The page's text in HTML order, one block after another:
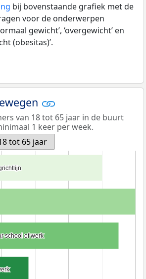
bij bovenstaande grafiek met de
voor de onderwerpen
gewicht’, ‘overgewicht’ en
(obesitas)’.
van 18 tot 65 jaar in de buurt
1 keer per week.
tot 65 jaar
school of werk
school of werk